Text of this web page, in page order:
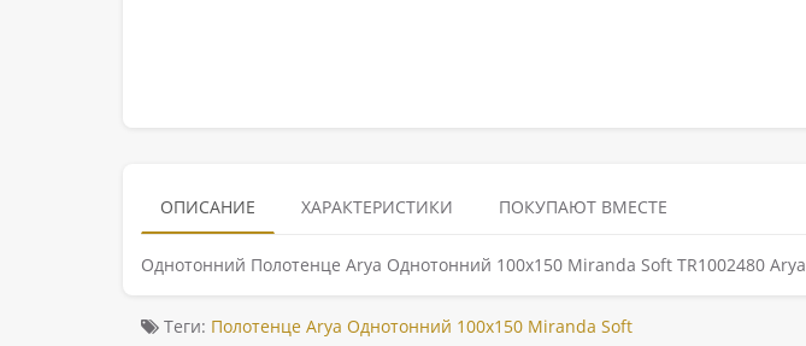
ОПИСАНИЕ ХАРАКТЕРИСТИКИ ПОКУПАЮТ ВМЕСТЕ
Однотонний Полотенце Arya Однотонний 100x150 Miranda Soft TR1002480 Arya
Теги: Полотенце Arya Однотонний 100x150 Miranda Soft